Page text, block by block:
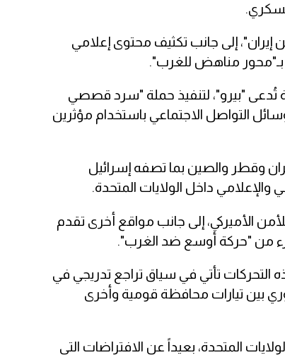
إلى جانب تكثيف محتوى إعلامي
مناهض للغرب".
تُدعى "بيرو"، لتنفيذ حملة "سرد قصصي
التواصل الاجتماعي باستخدام مؤثرين
وقطر والصين بما تصفه إسرائيل
داخل الولايات المتحدة.
الأميركي، إلى جانب مواقع أخرى تقدم
من "حركة أوسع ضد الغرب".
التحركات تأتي في سياق تراجع تدريجي في
بين تيارات محافظة قومية وأخرى
المتحدة، بعيداً عن الافتراضات التي